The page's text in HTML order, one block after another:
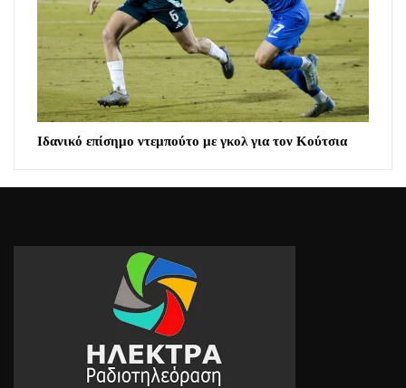
Ιδανικό επίσημο ντεμπούτο με γκολ για τον Κούτσια